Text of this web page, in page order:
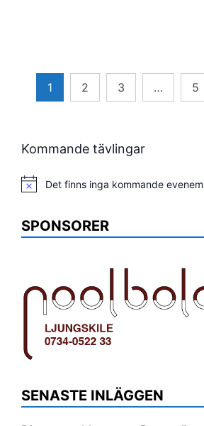
Sidnumrering
1 2 3 … 5
Kommande tävlingar
Notis Det finns inga kommande
SPONSORER
SENASTE INLÄGGEN